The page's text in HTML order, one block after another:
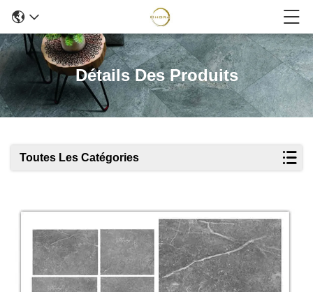
Détails Des Produits
Toutes Les Catégories